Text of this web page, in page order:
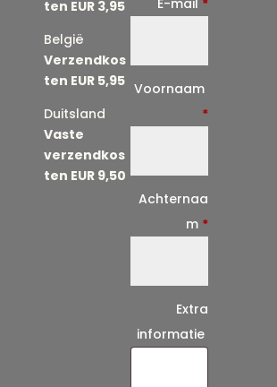
ten EUR 3,95
België
Verzendkos
ten EUR 5,95
Duitsland
Vaste
verzendkos
ten EUR 9,50
Voornaam
*
Achternaa
m *
Extra
informatie